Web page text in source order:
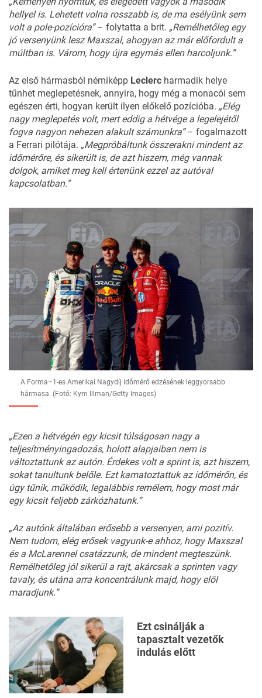
hellyel is. Lehetett volna rosszabb is, de ma esélyünk sem
volt a pole-pozícióra”– folytatta a brit. „Remélhetőleg egy
jó versenyünk lesz Maxszal, ahogyan az már előfordult a
múltban is. Várom, hogy újra egymás ellen harcoljunk.”
Az első hármasból némiképp Leclerc harmadik helye
tűnhet meglepetésnek, annyira, hogy még a monacói sem
egészen érti, hogyan került ilyen előkelő pozícióba. „Elég
nagy meglepetés volt, mert eddig a hétvége a legelejétől
fogva nagyon nehezen alakult számunkra”– fogalmazott
a Ferrari pilótája. „Megpróbáltunk összerakni mindent az
időmérőre, és sikerült is, de azt hiszem, még vannak
dolgok, amiket meg kell értenünk ezzel az autóval
kapcsolatban.”
A Forma–1-es Amerikai Nagydíj időmérő edzésének leggyorsabb
hármasa. (Fotó: Kym Illman/Getty Images)
„Ezen a hétvégén egy kicsit túlságosan nagy a
teljesítményingadozás, holott alapjaiban nem is
változtattunk az autón. Érdekes volt a sprintis, azt hiszem,
sokat tanultunk belőle. Ezt kamatoztattuk az időmérőn, és
úgy tűnik, működik, legalábbis remélem, hogy most már
egy kicsit feljebb zárkózhatunk.”
„Az autónk általában erősebb a versenyen, ami pozitív.
Nem tudom, elég erősek vagyunk-e ahhoz, hogy Maxszal
és a McLarennel csatázzunk, de mindent megteszünk.
Remélhetőleg jól sikerül a rajt, akárcsak a sprinten vagy
tavaly, és utána arra koncentrálunk majd, hogy elöl
maradjunk.”
Ezt csinálják a
tapasztalt vezetők
indulás előtt